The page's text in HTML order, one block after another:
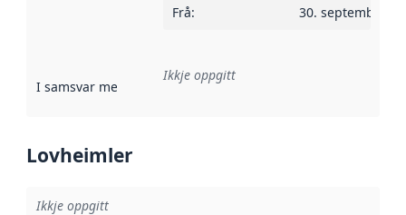
Frå: 30. september
I samsvar med Referanse til ei implementeringsregel eller
Ikkje oppgitt
Lovheimler
Ikkje oppgitt